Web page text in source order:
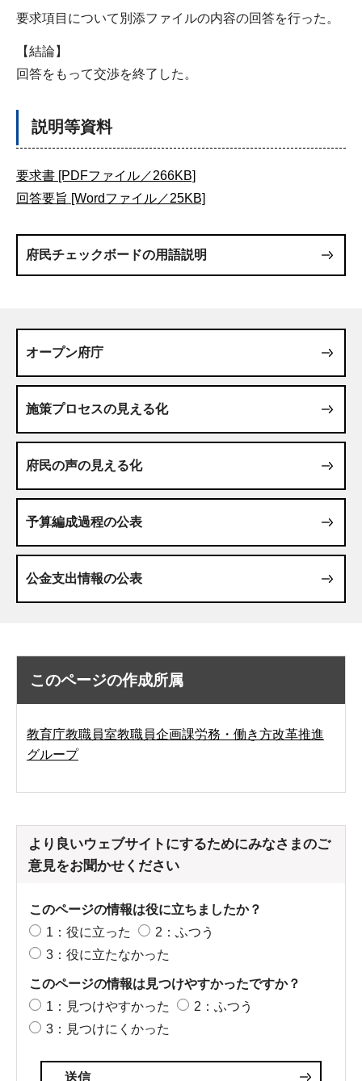
要求項目について別添ファイルの内容の回答を行った。
【結論】
回答をもって交渉を終了した。
説明等資料
要求書 [PDFファイル／266KB]
回答要旨 [Wordファイル／25KB]
府民チェックボードの用語説明
オープン府庁
施策プロセスの見える化
府民の声の見える化
予算編成過程の公表
公金支出情報の公表
このページの作成所属
教育庁教職員室教職員企画課労務・働き方改革推進
グループ
より良いウェブサイトにするためにみなさまのご
意見をお聞かせください
このページの情報は役に立ちましたか？
1：役に立った
2：ふつう
3：役に立たなかった
このページの情報は見つけやすかったですか？
1：見つけやすかった
2：ふつう
3：見つけにくかった